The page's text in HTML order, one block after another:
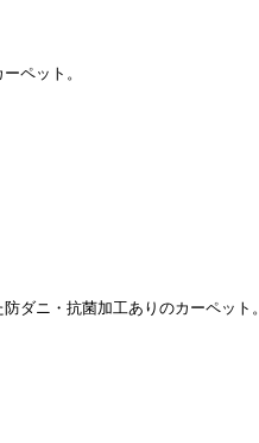
ペット。
ダニ・抗菌加工ありのカーペット。